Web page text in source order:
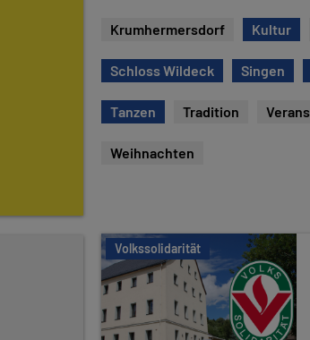
s
u
Krumhermersdorf Kultur
Schloss Wildeck Singen
Tanzen Tradition
Weihnachten
Volkssolidarität